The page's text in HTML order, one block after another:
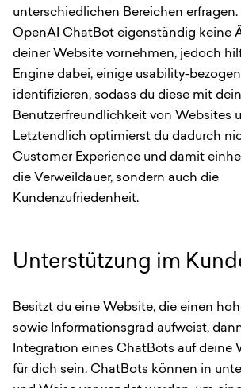
unterschiedlichen Bereichen
OpenAI ChatBot eigenständig keine
deiner Website vornehmen, jedoch
Engine dabei, einige usability-
identifizieren, sodass du diese mit
Benutzerfreundlichkeit von Websites
Letztendlich optimierst du dadurch
Customer Experience und damit
die Verweildauer, sondern auch die
Kundenzufriedenheit.
Unterstützung im
Besitzt du eine Website, die einen
sowie Informationsgrad aufweist,
Integration eines ChatBots auf deine
für dich sein. ChatBots können in